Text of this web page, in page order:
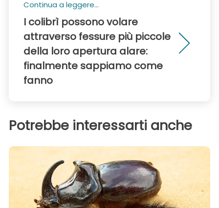
Continua a leggere...
I colibrì possono volare
attraverso fessure più piccole
della loro apertura alare:
finalmente sappiamo come
fanno
Potrebbe interessarti anche